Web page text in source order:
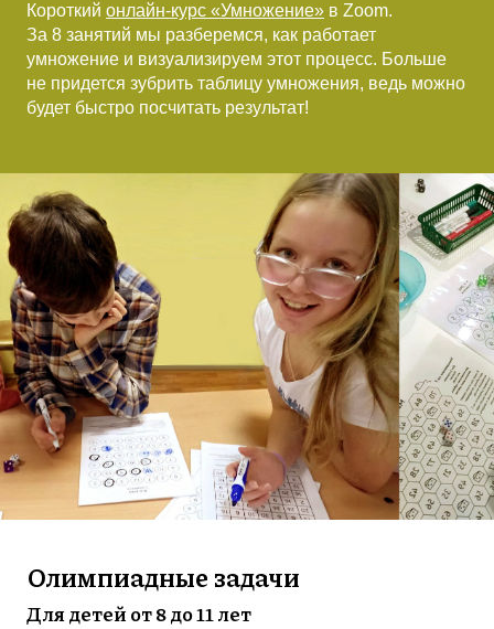
Короткий онлайн-курс «Умножение» в Zoom.
За 8 занятий мы разберемся, как работает
умножение и визуализируем этот процесс. Больше
не придется зубрить таблицу умножения, ведь можно
будет быстро посчитать результат!
Олимпиадные задачи
Для детей от 8 до 11 лет